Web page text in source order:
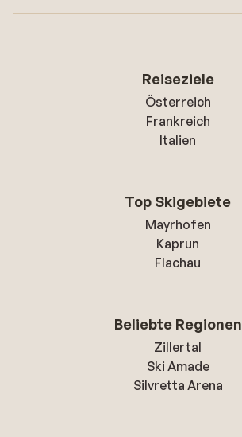
Reiseziele
Österreich
Frankreich
Italien
Top Skigebiete
Mayrhofen
Kaprun
Flachau
Beliebte Regionen
Zillertal
Ski Amade
Silvretta Arena